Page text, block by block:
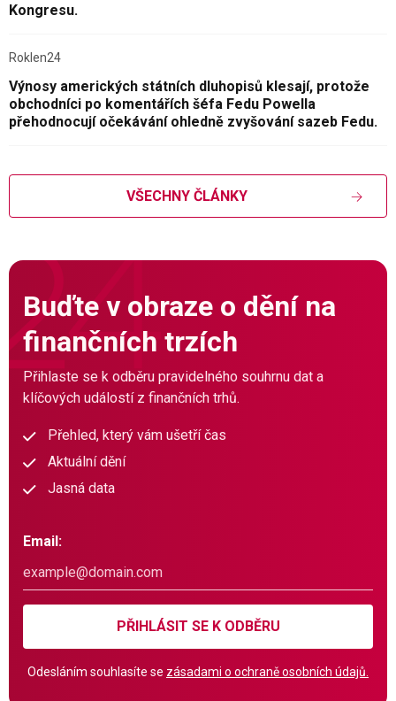
Kongresu.
Roklen24
Výnosy amerických státních dluhopisů klesají, protože
obchodníci po komentářích šéfa Fedu Powella
přehodnocují očekávání ohledně zvyšování sazeb Fedu.
VŠECHNY ČLÁNKY
Buďte v obraze o dění na
finančních trzích
Přihlaste se k odběru pravidelného souhrnu dat a
klíčových událostí z finančních trhů.
Přehled, který vám ušetří čas
Aktuální dění
Jasná data
Email:
PŘIHLÁSIT SE K ODBĚRU
Odesláním souhlasíte se zásadami o ochraně osobních údajů.